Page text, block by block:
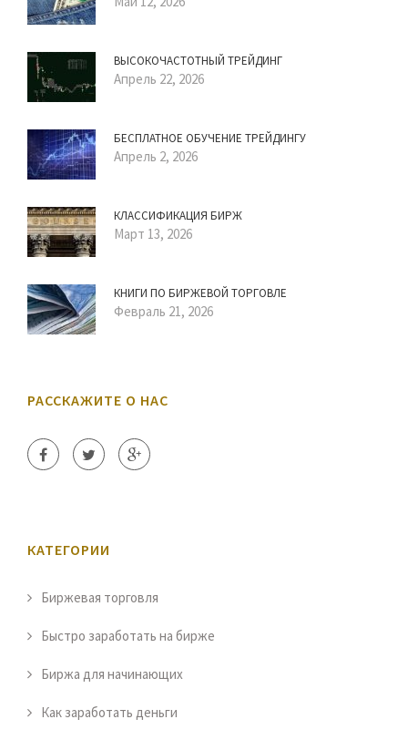
ВЫСОКОЧАСТОТНЫЙ ТРЕЙДИНГ
Апрель 22, 2026
БЕСПЛАТНОЕ ОБУЧЕНИЕ ТРЕЙДИНГУ
Апрель 2, 2026
КЛАССИФИКАЦИЯ БИРЖ
Март 13, 2026
КНИГИ ПО БИРЖЕВОЙ ТОРГОВЛЕ
Февраль 21, 2026
РАССКАЖИТЕ О НАС
КАТЕГОРИИ
Биржевая торговля
Быстро заработать на бирже
Биржа для начинающих
Как заработать деньги